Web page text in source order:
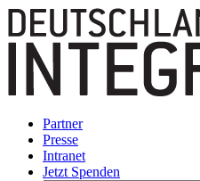
Partner
Presse
Intranet
Jetzt Spenden